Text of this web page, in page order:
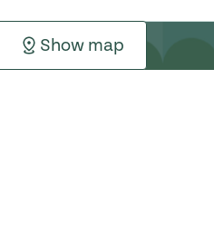
Show map